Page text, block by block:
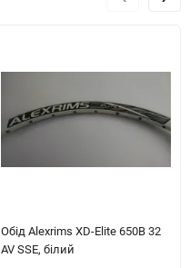
Обід Alexrims XD-Elite 650B 32
AV SSE, білий